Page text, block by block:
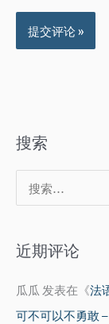
搜索
索
近期评论
瓜瓜 发表在《法
可不可以不勇敢